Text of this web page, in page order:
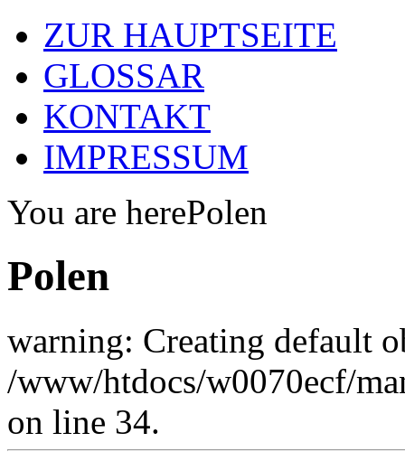
ZUR HAUPTSEITE
GLOSSAR
KONTAKT
IMPRESSUM
You are herePolen
Polen
warning: Creating default
/www/htdocs/w0070ecf/
on line 34.